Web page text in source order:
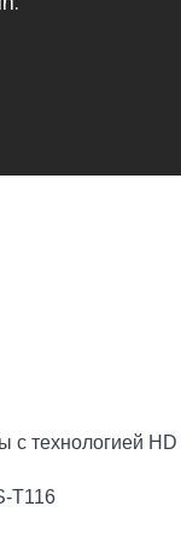
с технологией
T116